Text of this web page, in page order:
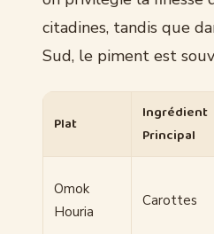
citadines, tandis que
Sud, le piment est
Plat
Ingrédient
Principal
Omok
Houria
Carottes